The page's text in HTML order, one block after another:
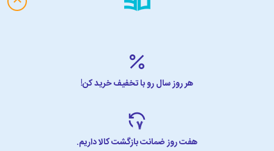
هر روز سال رو با تخفیف خرید کن!
هفت روز ضمانت بازگشت کالا داریم.